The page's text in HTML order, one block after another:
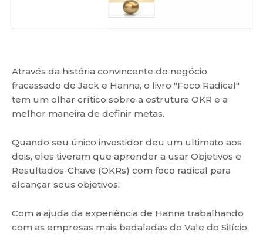
Através da história convincente do negócio
fracassado de Jack e Hanna, o livro "Foco Radical"
tem um olhar crítico sobre a estrutura OKR e a
melhor maneira de definir metas.
Quando seu único investidor deu um ultimato aos
dois, eles tiveram que aprender a usar Objetivos e
Resultados-Chave (OKRs) com foco radical para
alcançar seus objetivos.
Com a ajuda da experiência de Hanna trabalhando
com as empresas mais badaladas do Vale do Silício,